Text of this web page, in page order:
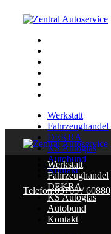
Werkstatt
Fahrzeughandel
DEKRA
KS Autoglas
Autobund
Kontakt
Telefon:03763 / 60880
Werkstatt
Fahrzeughandel
DEKRA
KS Autoglas
Autobund
Kontakt